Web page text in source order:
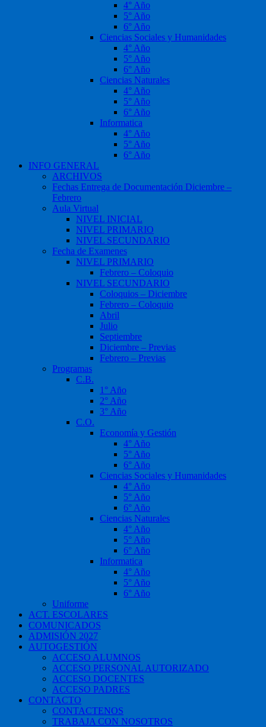
4° Año
5° Año
6° Año
Ciencias Sociales y Humanidades
4° Año
5° Año
6° Año
Ciencias Naturales
4° Año
5° Año
6° Año
Informatica
4° Año
5° Año
6° Año
INFO GENERAL
ARCHIVOS
Fechas Entrega de Documentación Diciembre –
Febrero
Aula Virtual
NIVEL INICIAL
NIVEL PRIMARIO
NIVEL SECUNDARIO
Fecha de Examenes
NIVEL PRIMARIO
Febrero – Coloquio
NIVEL SECUNDARIO
Coloquios – Diciembre
Febrero – Coloquio
Abril
Julio
Septiembre
Diciembre – Previas
Febrero – Previas
Programas
C.B.
1° Año
2° Año
3° Año
C.O.
Economía y Gestión
4° Año
5° Año
6° Año
Ciencias Sociales y Humanidades
4° Año
5° Año
6° Año
Ciencias Naturales
4° Año
5° Año
6° Año
Informatica
4° Año
5° Año
6° Año
Uniforme
ACT. ESCOLARES
COMUNICADOS
ADMISIÓN 2027
AUTOGESTIÓN
ACCESO ALUMNOS
ACCESO PERSONAL AUTORIZADO
ACCESO DOCENTES
ACCESO PADRES
CONTACTO
CONTACTENOS
TRABAJA CON NOSOTROS